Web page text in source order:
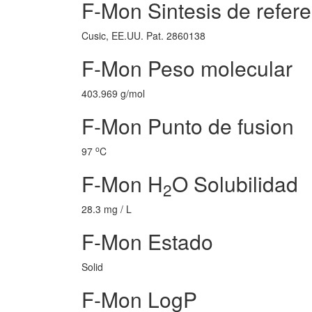
F-Mon Sintesis de
Cusic, EE.UU. Pat. 2860138
F-Mon Peso molecular
403.969 g/mol
F-Mon Punto de fusion
97 oC
F-Mon H2O Solubilidad
28.3 mg / L
F-Mon Estado
Solid
F-Mon LogP